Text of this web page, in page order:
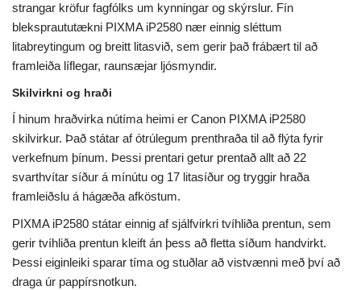
strangar kröfur fagfólks um kynningar og skýrslur. Fín
blekspraututækni PIXMA iP2580 nær einnig sléttum
litabreytingum og breitt litasvið, sem gerir það frábært til að
framleiða líflegar, raunsæjar ljósmyndir.
Skilvirkni og hraði
Í hinum hraðvirka nútíma heimi er Canon PIXMA iP2580
skilvirkur. Það státar af ótrúlegum prenthraða til að flýta fyrir
verkefnum þínum. Þessi prentari getur prentað allt að 22
svarthvítar síður á mínútu og 17 litasíður og tryggir hraða
framleiðslu á hágæða afköstum.
PIXMA iP2580 státar einnig af sjálfvirkri tvíhliða prentun, sem
gerir tvíhliða prentun kleift án þess að fletta síðum handvirkt.
Þessi eiginleiki sparar tíma og stuðlar að vistvænni með því að
draga úr pappírsnotkun.